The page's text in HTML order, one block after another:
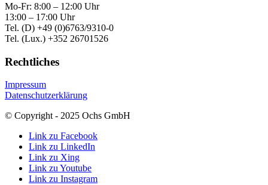
Mo-Fr: 8:00 – 12:00 Uhr
13:00 – 17:00 Uhr
Tel. (D) +49 (0)6763/9310-0
Tel. (Lux.) +352 26701526
Rechtliches
Impressum
Datenschutzerklärung
© Copyright - 2025 Ochs GmbH
Link zu Facebook
Link zu LinkedIn
Link zu Xing
Link zu Youtube
Link zu Instagram